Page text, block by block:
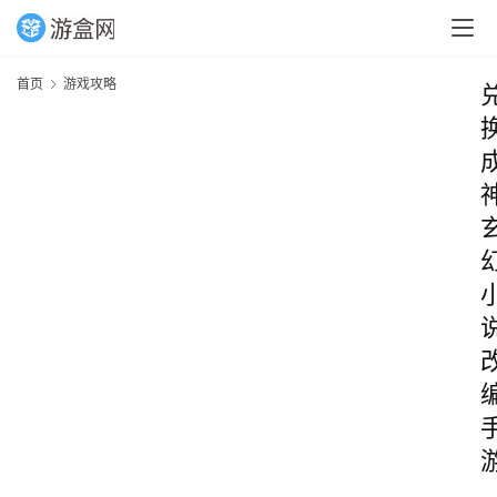
首页 游戏攻略